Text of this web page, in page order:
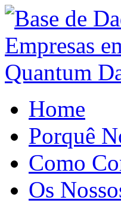
Home
Porquê
Como
Os